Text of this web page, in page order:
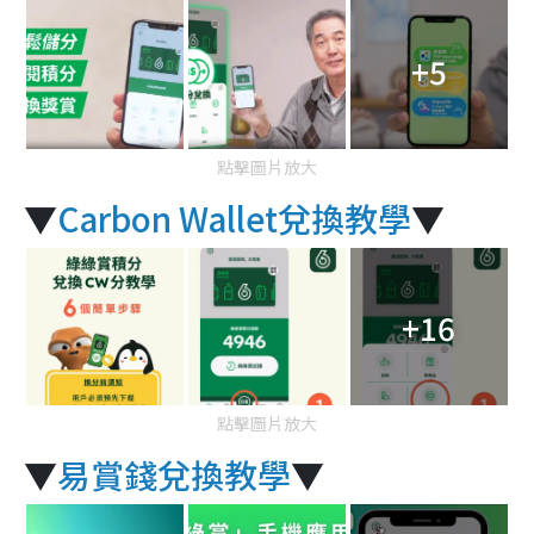
+5
點擊圖片放大
▼Carbon Wallet兌換教學▼
+16
點擊圖片放大
▼易賞錢兌換教學▼